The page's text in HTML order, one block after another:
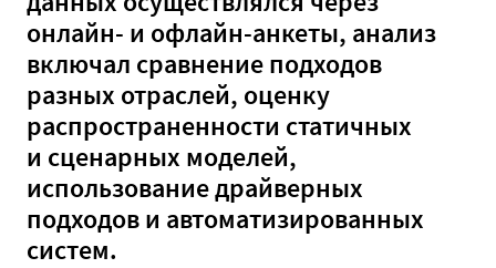
онлайн- и офлайн-анкеты, анализ
включал сравнение подходов
разных отраслей, оценку
распространенности статичных
и сценарных моделей,
использование драйверных
подходов и автоматизированных
систем.